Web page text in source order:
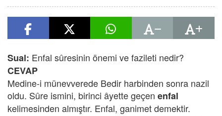
Sual: Enfal sûresinin önemi ve fazileti nedir?
CEVAP
Medine-i münevverede Bedir harbinden sonra nazil
oldu. Sûre ismini, birinci âyette geçen enfal
kelimesinden almıştır. Enfal, ganimet demektir.